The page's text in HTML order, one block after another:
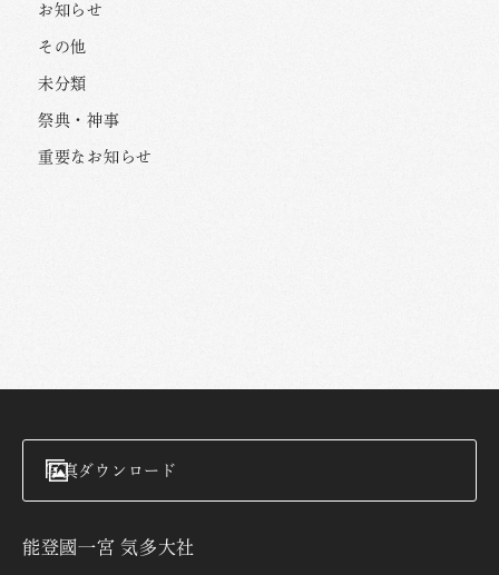
お知らせ
その他
未分類
祭典・神事
重要なお知らせ
写真ダウンロード
能登國一宮 気多大社